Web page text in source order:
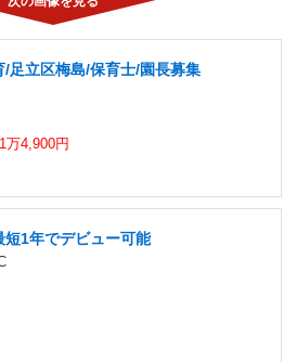
足立区梅島/保育士/園長募集
万4,900円
1年でデビュー可能